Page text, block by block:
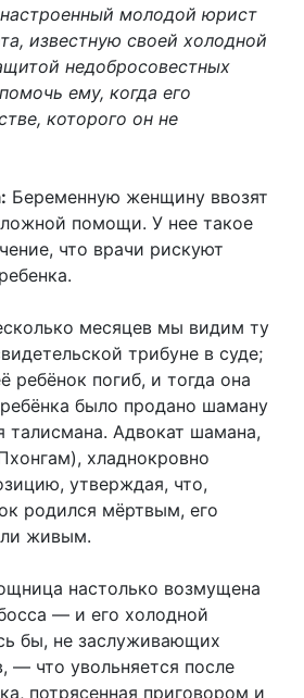
молодой юрист
известную своей холодной
недобросовестных
ему, когда его
которого он не
Беременную женщину ввозят
помощи. У нее такое
что врачи рискуют
месяцев мы видим ту
трибуне в суде;
ребёнок погиб, и тогда она
было продано шаману
талисмана. Адвокат шамана,
хладнокровно
утверждая, что,
родился мёртвым, его
живым.
настолько возмущена
— и его холодной
бы, не заслуживающих
— что увольняется после
потрясенная приговором и